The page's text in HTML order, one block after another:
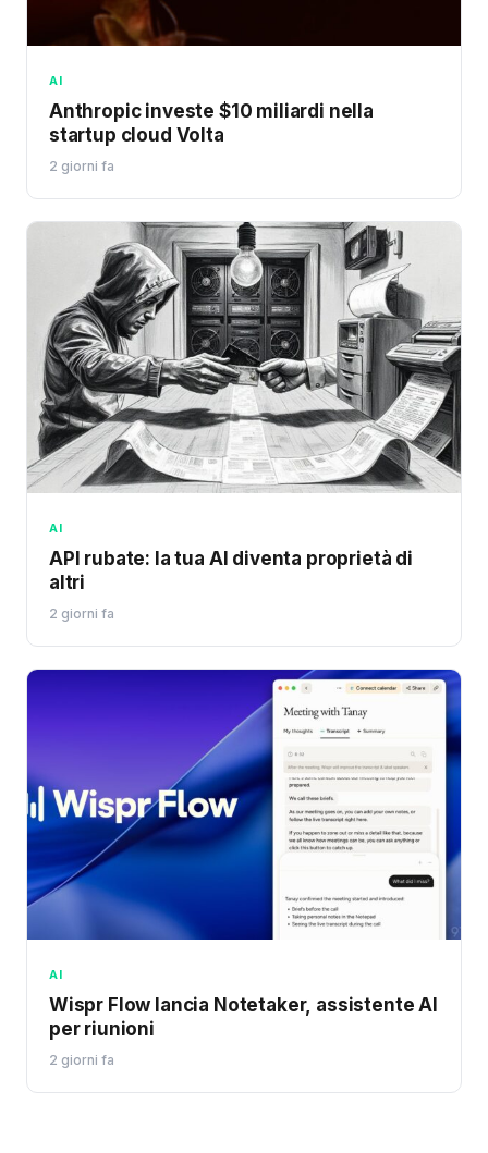
AI
Anthropic investe $10 miliardi nella
startup cloud Volta
2 giorni fa
AI
API rubate: la tua AI diventa proprietà di
altri
2 giorni fa
AI
Wispr Flow lancia Notetaker, assistente AI
per riunioni
2 giorni fa